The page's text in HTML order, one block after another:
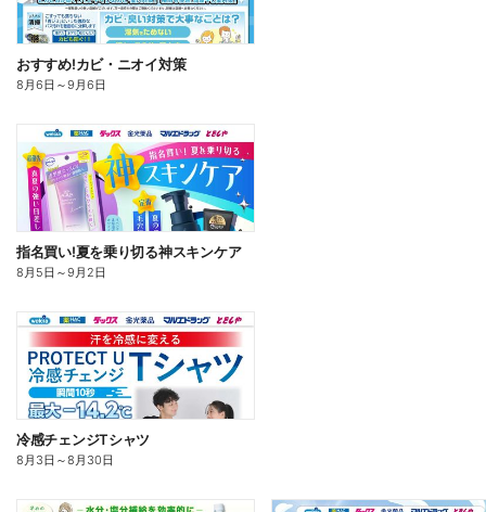
おすすめ!カビ・ニオイ対策
8月6日 ～9月6日
指名買い!夏を乗り切る神スキンケア
8月5日 ～9月2日
冷感チェンジTシャツ
8月3日 ～8月30日